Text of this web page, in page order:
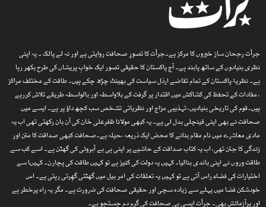
جرأت رجحان ساز خبروں کا مرکز ہے۔جرأت کا تصورِ صحافت روایتی ہے اور نہ لے پالک ۔ یہ اپنی
نظری بنیادوں کے ساتھ پابند ہے۔ آج پاکستان کا حقیقی تصور ایک خوابِ پریشاں کی طرح بکھر رہا
ہے۔ نظریۂ پاکستان کے تمام تقاضے ارذل سیاست کی بھینٹ چڑھ چکے ہیں۔ طاقت کے مختلف مراکز
، مفادات کے تحفظ کی کشاکش میں اقتدار پر گرفت کے بلاواسطہ اور بالواسطہ طریقے تلاش کررہے
ہیں۔قوم کی تاریخی بنیادیں، تہذیبی مزاج اور نظریاتی تشخص سب کچھ داؤ پر ہے۔ ایسے میں
صحافت نے بھی اپنی قینچلی بدل لی ہے۔ یہ کبھی مولانا ظفرعلی خان کی آن بان رکھتی تھی اب یہ
مادی معاشرے میں نام مقام بنانے کا محض ایک ذریعہ ،حیلہ ہے۔صحافت کبھی صداقت کا متن اور
زندگی کا جتن تھی، اب یہ کتاب صداقت کے حاشیے پر اپنی ہی بے آبروئی کی گھٹن ہے۔ اسے کب سے
طاقت وروں نے اپنی باندی بنالیا۔ کہیں یہ دولت کی کنیز ہے تو کہیں طاقت کی پچارن۔ کہیںا سے
اختیارات کی فضاء راس آتی ہے تو کہیں یہ تعلقات کی امر بیل میں گھٹتی گھِرتی رہتی ہے۔ اس
خودشکن فضا میں پہلے سے زیادہ سچی اور حقیقی صحافت کی ضرورت ہے۔ مگر یہ راہ پرخطر ہے